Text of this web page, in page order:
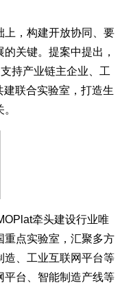
上，构建开放协同、要
关键。提案中提出，
持产业链主企业、工
联合实验室，打造生
牵头建设行业唯
重点实验室，汇聚多方
造、工业互联网平台等
平台、智能制造产线等